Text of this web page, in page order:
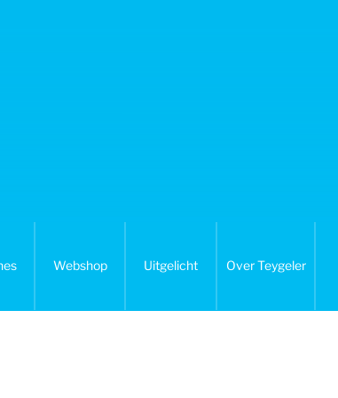
Webshop Uitgelicht Over Teygeler